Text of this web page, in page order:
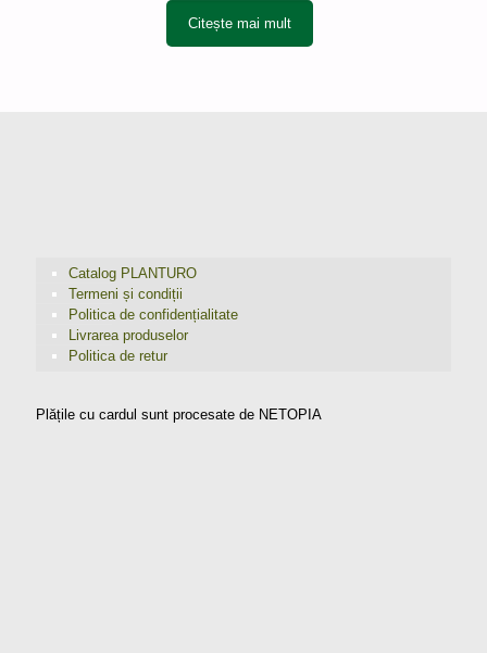
Citește mai mult
Catalog PLANTURO
Termeni și condiții
Politica de confidențialitate
Livrarea produselor
Politica de retur
Plățile cu cardul sunt procesate de NETOPIA